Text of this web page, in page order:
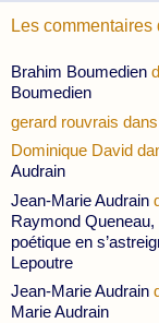
Les commentaires
Brahim Boumedien
Boumedien
gerard rouvrais dans
Dominique David
Audrain
Jean-Marie Audrain
Raymond
poétique en
Lepoutre
Jean-Marie Audrain
Marie Audrain